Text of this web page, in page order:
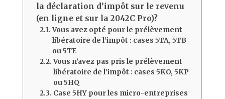
la déclaration d’impôt sur le revenu
(en ligne et sur la 2042C Pro)?
Vous avez opté pour le prélèvement
libératoire de l’impôt : cases 5TA, 5TB
ou 5TE
Vous n’avez pas pris le prélèvement
libératoire de l’impôt : cases 5KO, 5KP
ou 5HQ
Case 5HY pour les micro-entreprises